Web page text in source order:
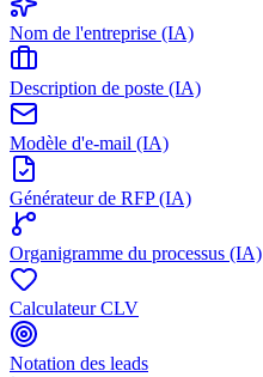
Nom de l'entreprise (IA)
Description de poste (IA)
Modèle d'e-mail (IA)
Générateur de RFP (IA)
Organigramme du processus (IA)
Calculateur CLV
Notation des leads